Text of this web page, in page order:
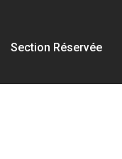
Section Réservée